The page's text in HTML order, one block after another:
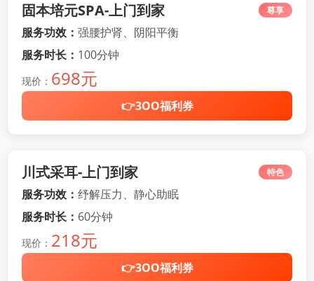
固本培元SPA-上门到家 尊享
服务功效： 强腰护肾、阴阳平衡
服务时长： 100分钟
现价： 698元
👉3OO福利券
川式采耳-上门到家 特色
服务功效： 纾解压力、静心助眠
服务时长： 60分钟
现价： 218元
👉3OO福利券